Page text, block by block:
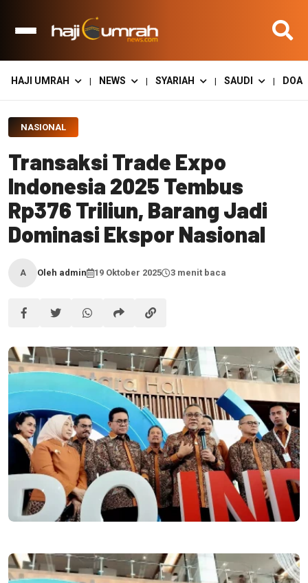
HAJI UMRAH | NEWS | SYARIAH | SAUDI | DOA
NASIONAL
Transaksi Trade Expo
Indonesia 2025 Tembus
Rp376 Triliun, Barang Jadi
Dominasi Ekspor Nasional
A Oleh admin 19 Oktober 2025 3 menit baca